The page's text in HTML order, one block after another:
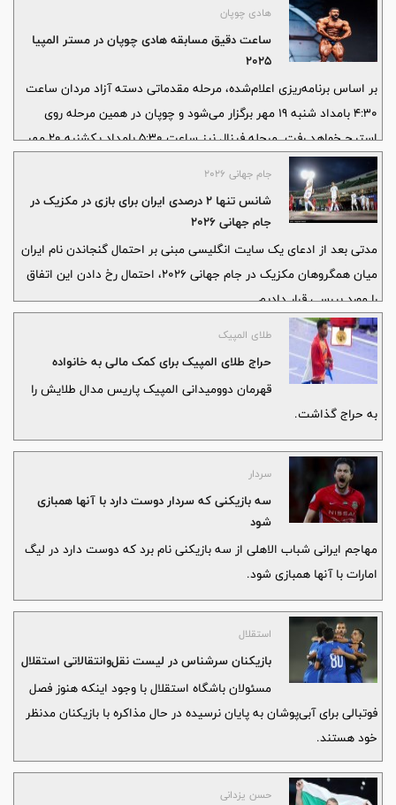
هادی چوپان
ساعت دقیق مسابقه هادی چوپان در مستر المپیا
2025
بر اساس برنامه‌ریزی اعلام‌شده، مرحله مقدماتی دسته آزاد مردان ساعت
4:30 بامداد شنبه 19 مهر برگزار می‌شود و چوپان در همین مرحله روی
استیج خواهد رفت. مرحله فینال نیز ساعت 5:30 بامداد یکشنبه 20 مهر
برگزار خواهد شد.
جام جهانی ۲۰۲۶
شانس تنها ۲ درصدی ایران برای بازی در مکزیک در
جام جهانی ۲۰۲۶
مدتی بعد از ادعای یک سایت انگلیسی مبنی بر احتمال گنجاندن نام ایران
میان همگروهان مکزیک در جام جهانی ۲۰۲۶، احتمال رخ دادن این اتفاق
را مورد بررسی قرار دادیم.
طلای المپیک
حراج طلای المپیک برای کمک مالی به خانواده
قهرمان دوومیدانی المپیک پاریس مدال طلایش را
به حراج گذاشت.
سردار
سه بازیکنی که سردار دوست دارد با آنها همبازی
شود
مهاجم ایرانی شباب الاهلی از سه بازیکنی نام برد که دوست دارد در لیگ
امارات با آنها همبازی شود.
استقلال
بازیکنان سرشناس در لیست نقل‌وانتقالاتی استقلال
مسئولان باشگاه استقلال با وجود اینکه هنوز فصل
فوتبالی برای آبی‌پوشان به پایان نرسیده در حال مذاکره با بازیکنان مدنظر
خود هستند.
حسن یزدانی